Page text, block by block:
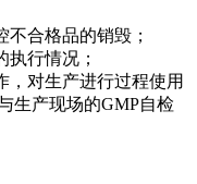
合格品的销毁；
行情况；
，对生产进行过程使用
生产现场的GMP自检